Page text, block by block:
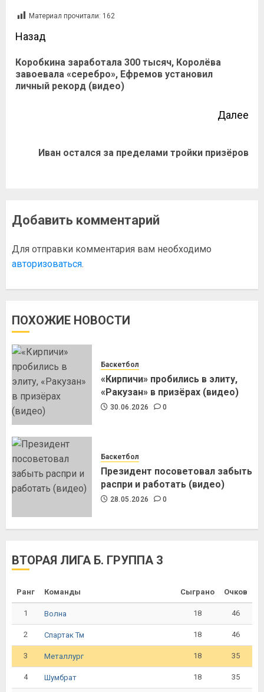
Материал прочитали: 162
Назад
Коробкина заработала 300 тысяч, Королёва
завоевала «серебро», Ефремов установил
личный рекорд (видео)
Далее
Иван остался за пределами тройки призёров
Добавить комментарий
Для отправки комментария вам необходимо
авторизоваться.
ПОХОЖИЕ НОВОСТИ
Баскетбол
«Кирпичи» пробились в элиту,
«Ракузан» в призёрах (видео)
30.06.2026 0
Баскетбол
Президент посоветовал забыть
распри и работать (видео)
28.05.2026 0
ВТОРАЯ ЛИГА Б. ГРУППА 3
Ранг Команды Сыграно Очков
1 Волна 18 46
2 Спартак Тм 18 46
3 Металлург 18 35
4 Шумбрат 18 35